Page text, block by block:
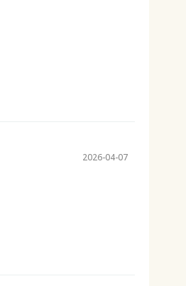
2026-04-07